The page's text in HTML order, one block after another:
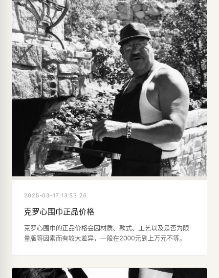
2025-03-17 13:53:26
克罗心围巾正品价格
克罗心围巾的正品价格会因材质、款式、工艺以及是否为限
量版等因素而有较大差异，一般在2000元到上万元不等。